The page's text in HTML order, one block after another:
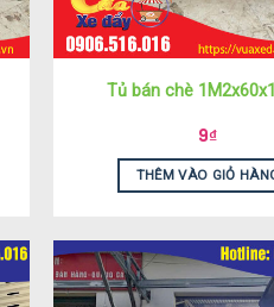
Tủ bán chè
9₫
THÊM VÀO GIỎ